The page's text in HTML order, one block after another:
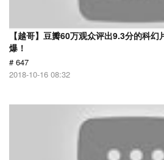
【越哥】豆瓣60万观众评出9.3分的科
爆！
# 647
2018-10-16 08:32